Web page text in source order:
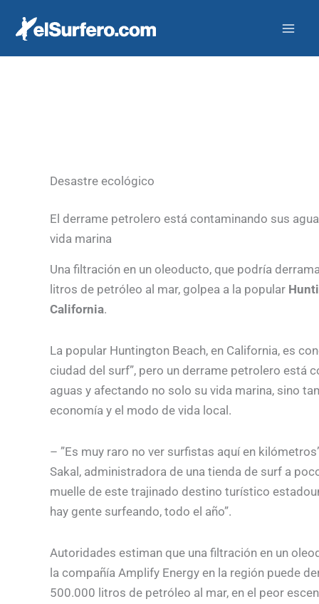
Desastre ecológico
El derrame petrolero está contaminando sus
vida marina
Una filtración en un oleoducto, que podría
litros de petróleo al mar, golpea a la popular
California.
La popular Huntington Beach, en California, es
ciudad del surf”, pero un derrame petrolero está
aguas y afectando no solo su vida marina, sino
economía y el modo de vida local.
– ”Es muy raro no ver surfistas aquí en
Sakal, administradora de una tienda de surf a
muelle de este trajinado destino turístico
hay gente surfeando, todo el año”.
Autoridades estiman que una filtración en un
la compañía Amplify Energy en la región puede
500.000 litros de petróleo al mar, en el peor